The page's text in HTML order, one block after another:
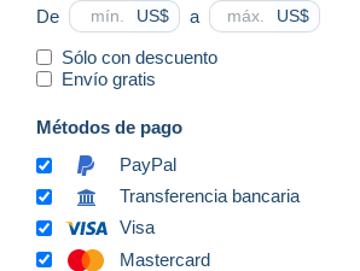
De US$ a US$
Sólo con descuento
Envío gratis
Métodos de pago
PayPal
Transferencia bancaria
Visa
Mastercard